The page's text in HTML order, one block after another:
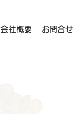
会社概要 お問合せ